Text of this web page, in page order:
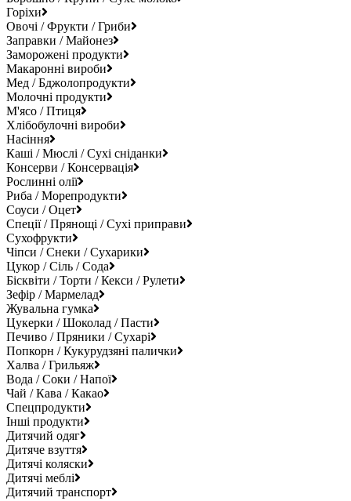
Горіхи
Овочі / Фрукти / Гриби
Заправки / Майонез
Заморожені продукти
Макаронні вироби
Мед / Бджолопродукти
Молочні продукти
М'ясо / Птиця
Хлібобулочні вироби
Насіння
Каші / Мюслі / Сухі сніданки
Консерви / Консервація
Рослинні олії
Риба / Морепродукти
Соуси / Оцет
Спеції / Прянощі / Сухі приправи
Сухофрукти
Чіпси / Снеки / Сухарики
Цукор / Сіль / Сода
Бісквіти / Торти / Кекси / Рулети
Зефір / Мармелад
Жувальна гумка
Цукерки / Шоколад / Пасти
Печиво / Пряники / Сухарі
Попкорн / Кукурудзяні палички
Халва / Грильяж
Вода / Соки / Напої
Чай / Кава / Какао
Спецпродукти
Інші продукти
Дитячий одяг
Дитяче взуття
Дитячі коляски
Дитячі меблі
Дитячий транспорт